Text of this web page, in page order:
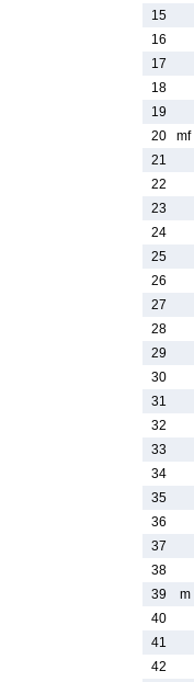
15
16
17
18
19
20
mf
21
22
23
24
25
26
27
28
29
30
31
32
33
34
35
36
37
38
39
m
40
41
42